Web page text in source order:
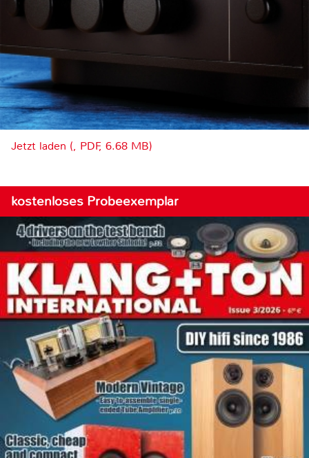
Jetzt laden (, PDF, 6.68 MB)
kostenloses Probeexemplar